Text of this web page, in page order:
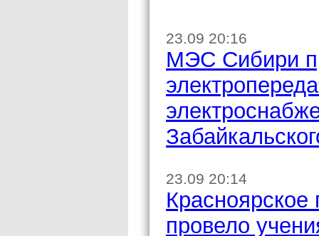
23.09 20:16
МЭС Сибири
23.09 20:14
провело